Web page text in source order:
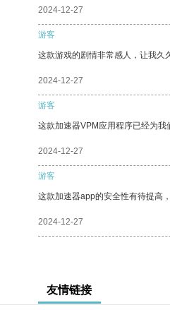
2024-12-27
游客
这款游戏的剧情非常感人，让我久
2024-12-27
游客
这款加速器VPM应用程序已经为我
2024-12-27
游客
这款加速器app的安全性有待提高
2024-12-27
友情链接